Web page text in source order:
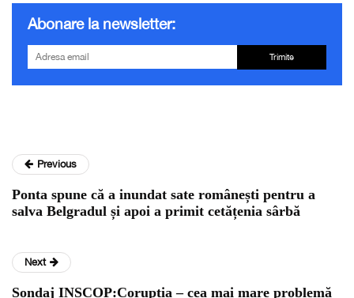
Abonare la newsletter:
Trimite
Previous
Ponta spune că a inundat sate românești pentru a
salva Belgradul și apoi a primit cetățenia sârbă
Next
Sondaj INSCOP:Corupția – cea mai mare problemă